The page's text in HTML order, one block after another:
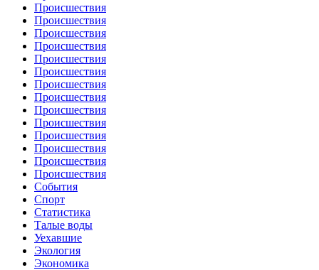
Происшествия
Происшествия
Происшествия
Происшествия
Происшествия
Происшествия
Происшествия
Происшествия
Происшествия
Происшествия
Происшествия
Происшествия
Происшествия
Происшествия
События
Спорт
Статистика
Талые воды
Уехавшие
Экология
Экономика